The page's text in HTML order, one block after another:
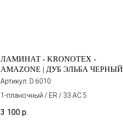
ЛАМИНАТ - KRONOTEX -
AMAZONE | ДУБ ЭЛЬБА ЧЕРНЫЙ
Артикул: D 6010
1-планочный / ER / 33 AC 5
3 100 р.